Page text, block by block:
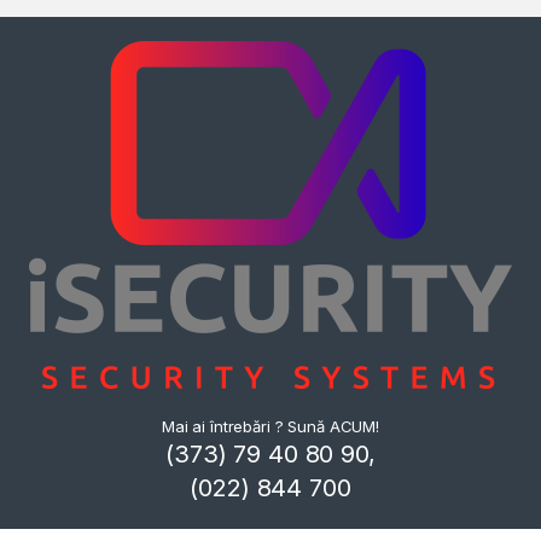
Mai ai întrebări ? Sună ACUM!
(373) 79 40 80 90,
(022) 844 700